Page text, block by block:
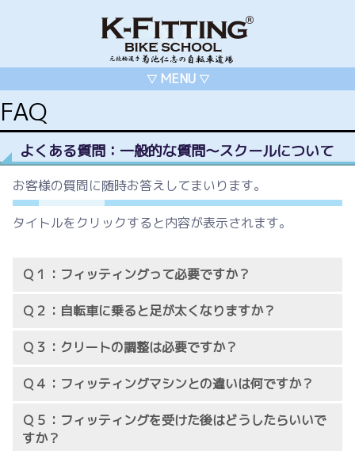
▽ MENU▽
FAQ
よくある質問：一般的な質問～スクールについて
お客様の質問に随時お答えしてまいります。
タイトルをクリックすると内容が表示されます。
Ｑ１：フィッティングって必要ですか？
Ｑ２：自転車に乗ると足が太くなりますか？
Ｑ３：クリートの調整は必要ですか？
Ｑ４：フィッティングマシンとの違いは何ですか？
Ｑ５：フィッティングを受けた後はどうしたらいいで
すか？